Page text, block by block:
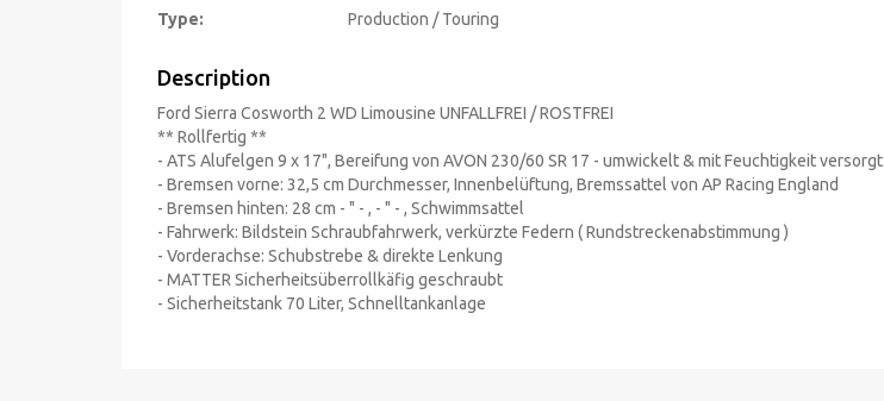
Type:
Production / Touring
Description
Ford Sierra Cosworth 2 WD Limousine UNFALLFREI / ROSTFREI
** Rollfertig **
- ATS Alufelgen 9 x 17", Bereifung von AVON 230/60 SR 17 - umwickelt & mit Feuchtigkeit versorgt
- Bremsen vorne: 32,5 cm Durchmesser, Innenbelüftung, Bremssattel von AP Racing England
- Bremsen hinten: 28 cm - " - , - " - , Schwimmsattel
- Fahrwerk: Bildstein Schraubfahrwerk, verkürzte Federn ( Rundstreckenabstimmung )
- Vorderachse: Schubstrebe & direkte Lenkung
- MATTER Sicherheitsüberrollkäfig geschraubt
- Sicherheitstank 70 Liter, Schnelltankanlage